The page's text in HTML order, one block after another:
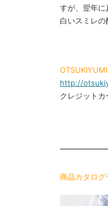
すが、翌年
白いスミレ
OTSUKIYUMI
http://
クレジット
商品カタログ